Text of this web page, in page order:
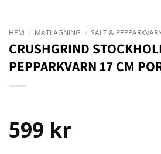
HEM / MATLAGNING / SALT &
CRUSHGRIND
PEPPARKVARN 17 CM
599 kr